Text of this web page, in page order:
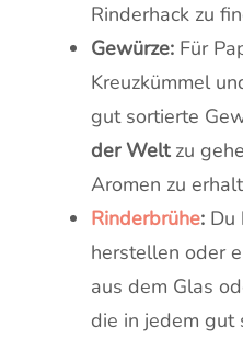
Rinderhack zu
Gewürze: Für
Kreuzkümmel
gut sortierte
der Weltzu
Aromen zu
Rinderbrühe: Du
herstellen oder
aus dem Glas
die in jedem gut